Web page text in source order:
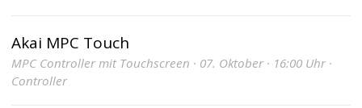
Akai MPC Touch
MPC Controller mit Touchscreen · 07. Oktober · 16:00 Uhr ·
Controller